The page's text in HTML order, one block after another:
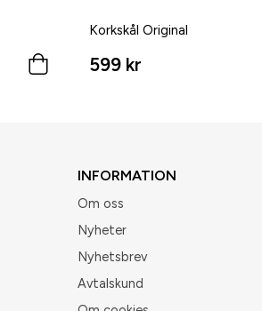
Korkskål Original
599 kr
INFORMATION
Om oss
Nyheter
Nyhetsbrev
Avtalskund